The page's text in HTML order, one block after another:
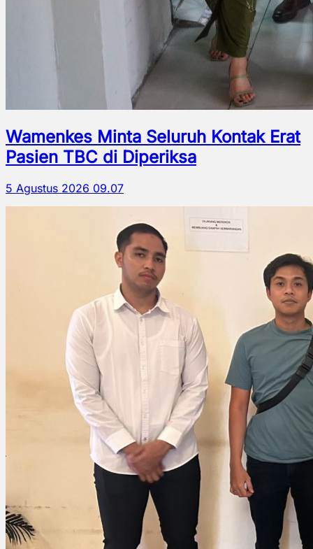
Wamenkes Minta Seluruh Kontak Erat
Pasien TBC di Diperiksa
5 Agustus 2026 09.07